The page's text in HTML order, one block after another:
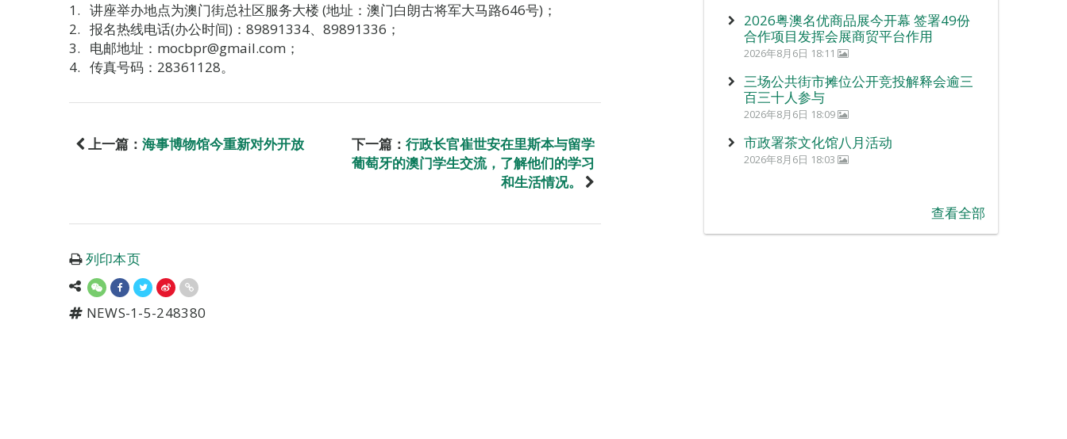
讲座举办地点为澳门街总社区服务大楼 (地址：澳门白朗古将军大马路646号)；
报名热线电话(办公时间)：89891334、89891336；
电邮地址：mocbpr@gmail.com；
传真号码：28361128。
上一篇： 海事博物馆今重新对外开放 下一篇： 行政长官崔世安在里斯本与留学
葡萄牙的澳门学生交流，了解他们的学习
和生活情况。
列印本页
NEWS-1-5-248380
2026粤澳名优商品展今开幕 签署49份
合作项目发挥会展商贸平台作用
2026年8月6日 18:11
三场公共街市摊位公开竞投解释会逾三
百三十人参与
2026年8月6日 18:09
市政署茶文化馆八月活动
2026年8月6日 18:03
查看全部